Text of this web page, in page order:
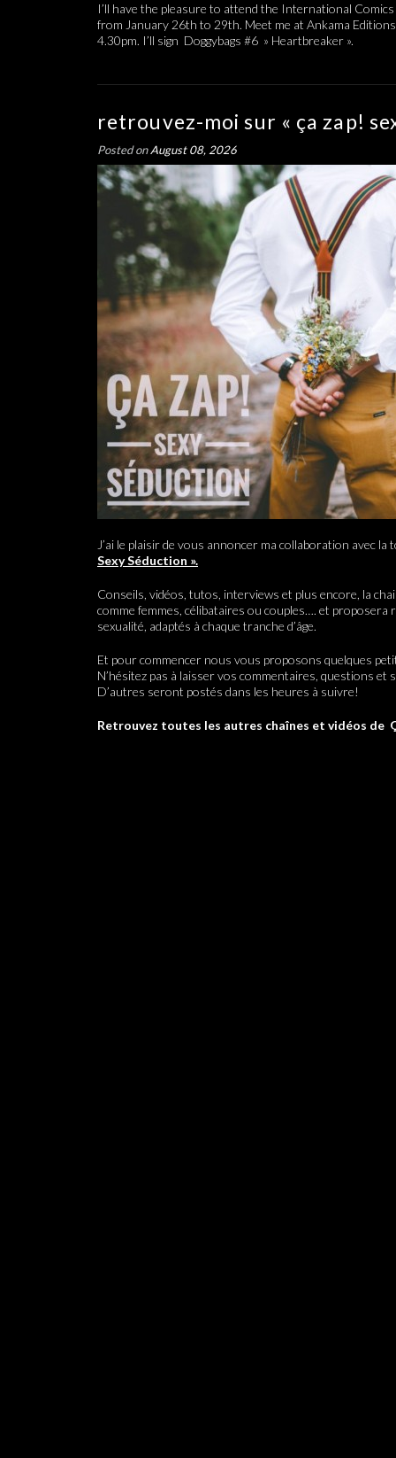
I’ll have the pleasure to attend the International
from January 26th to 29th. Meet me at Ankama
4.30pm. I’ll sign Doggybags #6 » Heartbreaker ».
retrouvez-moi sur « ça zap!
Posted onAugust 08, 2026
J’ai le plaisir de vous annoncer ma collaboration avec
Sexy Séduction ».
Conseils, vidéos, tutos, interviews et plus encore, la
comme femmes, célibataires ou couples…. et
sexualité, adaptés à chaque tranche d’âge.
Et pour commencer nous vous proposons quelques
N’hésitez pas à laisser vos commentaires, questions et
D’autres seront postés dans les heures à suivre!
Retrouvez toutes les autres chaînes et vidéos de